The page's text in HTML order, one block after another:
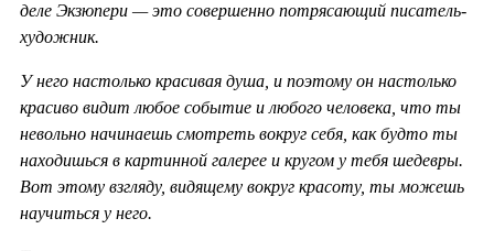
деле Экзюпери — это совершенно потрясающий писатель-
художник.
У него настолько красивая душа, и поэтому он настолько
красиво видит любое событие и любого человека, что ты
невольно начинаешь смотреть вокруг себя, как будто ты
находишься в картинной галерее и кругом у тебя шедевры.
Вот этому взгляду, видящему вокруг красоту, ты можешь
научиться у него.